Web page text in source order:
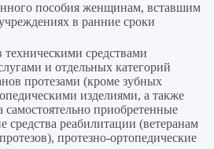
пособия женщинам, вставшим
в ранние сроки
средствами
и отдельных категорий
протезами (кроме зубных
изделиями, а также
приобретенные
средства реабилитации (ветеранам
протезно-ортопедические